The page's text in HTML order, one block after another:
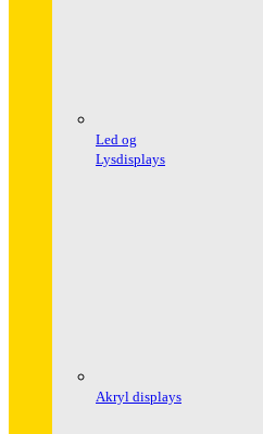
Led og
Lysdisplays
Akryl displays